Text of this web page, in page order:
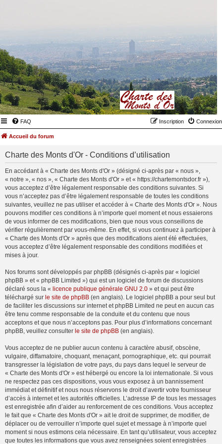
FAQ Connexion
Inscription
Accueil du forum
Charte des Monts d'Or - Conditions d’utilisation
En accédant à « Charte des Monts d'Or » (désigné ci-après par « nous »,
« notre », « nos », « Charte des Monts d'Or » et « https://chartemontsdor.fr »),
vous acceptez d’être légalement responsable des conditions suivantes. Si
vous n’acceptez pas d’être légalement responsable de toutes les conditions
suivantes, veuillez ne pas utiliser et accéder à « Charte des Monts d'Or ». Nous
pouvons modifier ces conditions à n’importe quel moment et nous essaierons
de vous informer de ces modifications, bien que nous vous conseillons de
vérifier régulièrement par vous-même. En effet, si vous continuez à participer à
« Charte des Monts d'Or » après que des modifications aient été effectuées,
vous acceptez d’être légalement responsable des conditions modifiées et
mises à jour.
Nos forums sont développés par phpBB (désignés ci-après par « logiciel
phpBB » et « phpBB Limited ») qui est un logiciel de forum de discussions
déclaré sous la « licence publique générale GNU 2.0 » et qui peut être
téléchargé sur le site de phpBB (en anglais). Le logiciel phpBB a pour seul but
de faciliter les discussions sur internet et phpBB Limited ne peut en aucun cas
être tenu comme responsable de la conduite et du contenu que nous
acceptons et que nous n’acceptons pas. Pour plus d’informations concernant
phpBB, veuillez consulter le site de phpBB (en anglais).
Vous acceptez de ne publier aucun contenu à caractère abusif, obscène,
vulgaire, diffamatoire, choquant, menaçant, pornographique, etc. qui pourrait
transgresser la législation de votre pays, du pays dans lequel le serveur de
« Charte des Monts d'Or » est hébergé ou encore la loi internationale. Si vous
ne respectez pas ces dispositions, vous vous exposez à un bannissement
immédiat et définitif et nous nous réservons le droit d’avertir votre fournisseur
d’accès à internet et les autorités officielles. L’adresse IP de tous les messages
est enregistrée afin d’aider au renforcement de ces conditions. Vous acceptez
le fait que « Charte des Monts d'Or » ait le droit de supprimer, de modifier, de
déplacer ou de verrouiller n’importe quel sujet et message à n’importe quel
moment si nous estimons cela nécessaire. En tant qu’utilisateur, vous acceptez
que toutes les informations que vous avez renseignées soient enregistrées